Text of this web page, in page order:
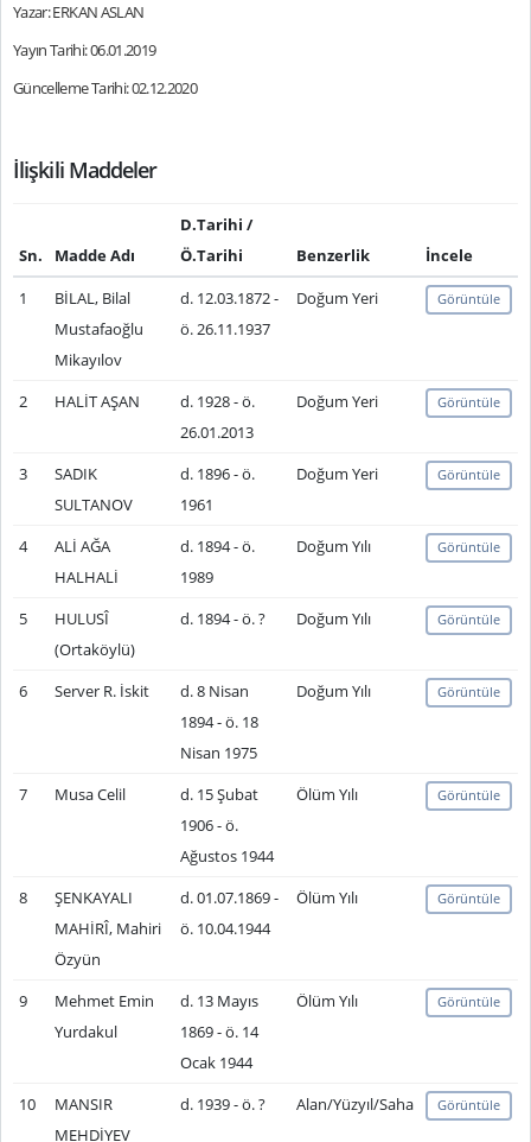
Yazar: ERKAN ASLAN
Yayın Tarihi: 06.01.2019
Güncelleme Tarihi: 02.12.2020
İlişkili Maddeler
Sn. Madde Adı
D.Tarihi /
Ö.Tarihi
Benzerlik
İncele
1
BİLAL, Bilal
Mustafaoğlu
Mikayılov
d. 12.03.1872 -
ö. 26.11.1937
Doğum Yeri Görüntüle
2 HALİT AŞAN
d. 1928 - ö.
26.01.2013
Doğum Yeri Görüntüle
3
SADIK
SULTANOV
d. 1896 - ö.
1961
Doğum Yeri Görüntüle
4
ALİ AĞA
HALHALİ
d. 1894 - ö.
1989
Doğum Yılı Görüntüle
5
HULUSÎ
(Ortaköylü)
d. 1894 - ö. ? Doğum Yılı Görüntüle
6 Server R. İskit
d. 8 Nisan
1894 - ö. 18
Nisan 1975
Doğum Yılı Görüntüle
7 Musa Celil
d. 15 Şubat
1906 - ö.
Ağustos 1944
Ölüm Yılı Görüntüle
8
ŞENKAYALI
MAHİRÎ, Mahiri
Özyün
d. 01.07.1869 -
ö. 10.04.1944
Ölüm Yılı Görüntüle
9
Mehmet Emin
Yurdakul
d. 13 Mayıs
1869 - ö. 14
Ocak 1944
Ölüm Yılı Görüntüle
10
MANSIR
MEHDİYEV
d. 1939 - ö. ? Alan/Yüzyıl/Saha Görüntüle